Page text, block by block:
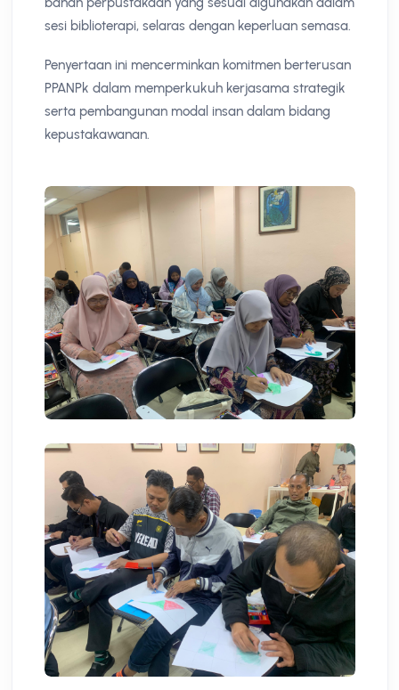
sesi biblioterapi, selaras dengan keperluan semasa.
Penyertaan ini mencerminkan komitmen berterusan
PPANPk dalam memperkukuh kerjasama strategik
serta pembangunan modal insan dalam bidang
kepustakawanan.